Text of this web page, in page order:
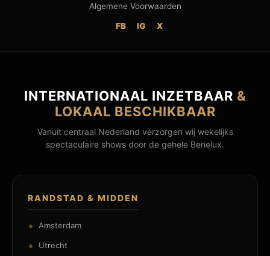
Algemene Voorwaarden
FB IG X
INTERNATIONAAL INZETBAAR &
LOKAAL BESCHIKBAAR
Vanuit centraal Nederland verzorgen wij wekelijks
spectaculaire shows door de gehele Benelux.
RANDSTAD & MIDDEN
Amsterdam
Utrecht